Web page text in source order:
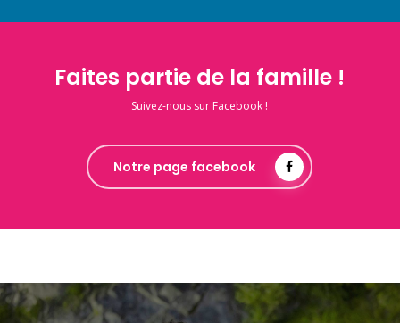
Faites partie de la famille !
Suivez-nous sur Facebook !
Notre page facebook